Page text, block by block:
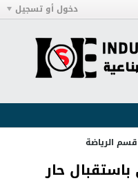
دخول أو تسجيل
قسم الرياضة
حار